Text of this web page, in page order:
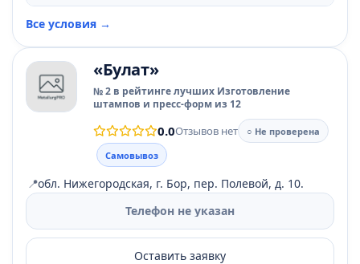
Все условия →
«Булат»
№ 2 в рейтинге лучших Изготовление
штампов и пресс-форм из 12
0.0Отзывов нет
○ Не проверена
Самовывоз
📍обл. Нижегородская, г. Бор, пер. Полевой, д. 10.
Телефон не указан
Оставить заявку